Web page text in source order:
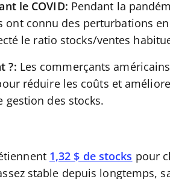
le COVID: Pendant la
ont connu des perturbations
le ratio stocks/ventes
?: Les commerçants
réduire les coûts et
gestion des stocks.
1,32 $ de stocks pour
stable depuis longtemps,